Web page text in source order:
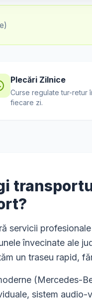
Plecări Zilnice
Curse regulate tur-retur
fiecare zi.
servicii
învecinate ale
un traseu rapid,
(Mercedes-
sistem